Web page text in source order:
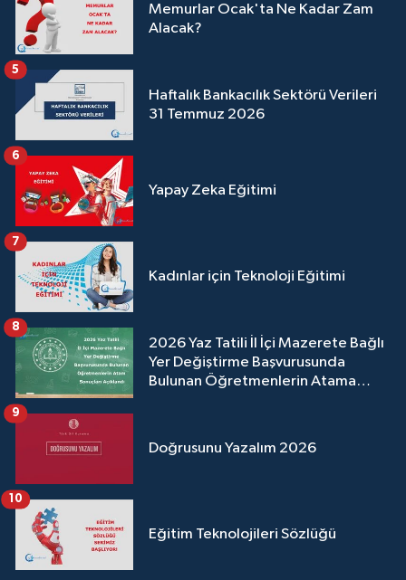
Memurlar Ocak'ta Ne Kadar Zam
Alacak?
Haftalık Bankacılık Sektörü Verileri
31 Temmuz 2026
5
Yapay Zeka Eğitimi
6
Kadınlar için Teknoloji Eğitimi
7
2026 Yaz Tatili İl İçi Mazerete Bağlı
Yer Değiştirme Başvurusunda
Bulunan Öğretmenlerin Atama
8
Doğrusunu Yazalım 2026
9
Eğitim Teknolojileri Sözlüğü
10